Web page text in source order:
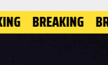
BREAKING